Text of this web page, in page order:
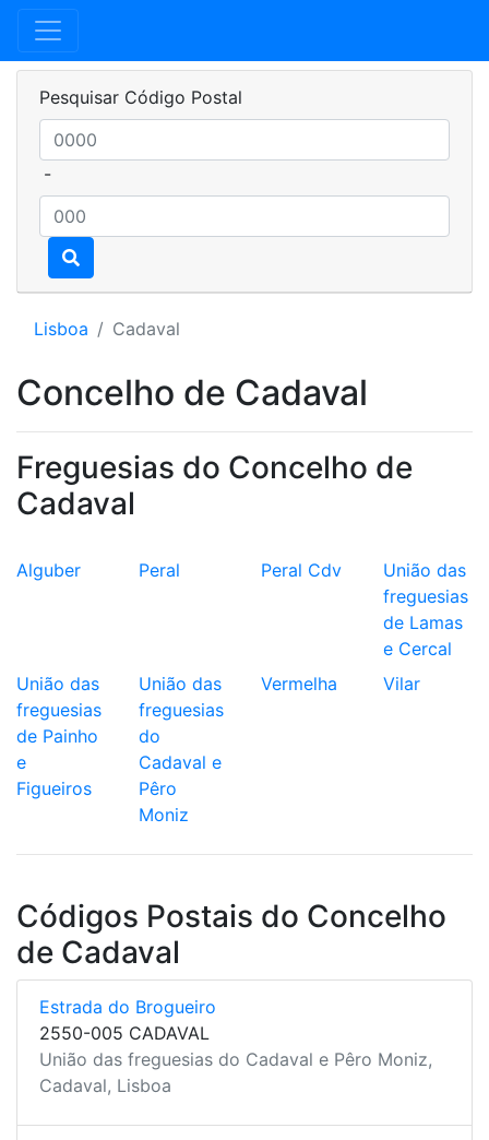
Pesquisar Código Postal
-
Lisboa Cadaval
Concelho de Cadaval
Freguesias do Concelho de
Cadaval
Alguber Peral Peral Cdv
União das
freguesias
de Lamas
e Cercal
União das
freguesias
de Painho
e
Figueiros
União das
freguesias
do
Cadaval e
Pêro
Moniz
Vermelha Vilar
Códigos Postais do Concelho
de Cadaval
Estrada do Brogueiro
2550-005 CADAVAL
União das freguesias do Cadaval e Pêro Moniz,
Cadaval, Lisboa